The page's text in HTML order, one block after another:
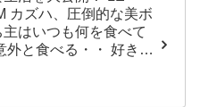
カズハ、圧倒的な美ボ
はいつも何を食べて
外と食べる・・ 好きな